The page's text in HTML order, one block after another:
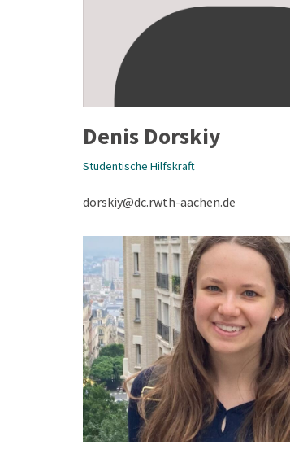
Denis Dorskiy
Studentische Hilfskraft
dorskiy@dc.rwth-aachen.de